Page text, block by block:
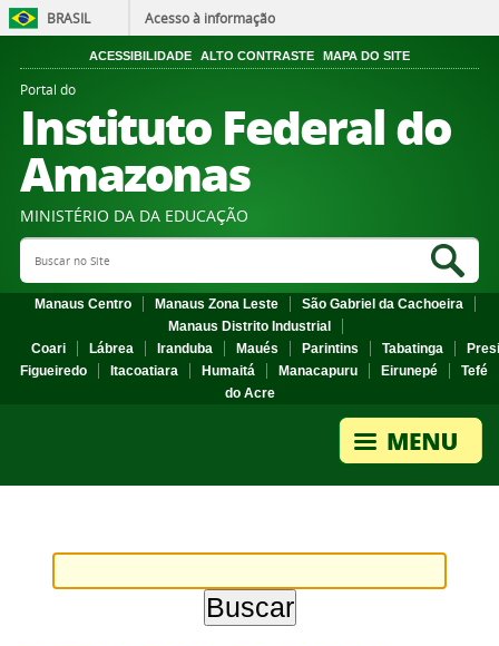
BRASIL Acesso à informação
ACESSIBILIDADE ALTO CONTRASTE MAPA DO SITE
Portal do
Instituto Federal do
Amazonas
MINISTÉRIO DA DA EDUCAÇÃO
Search Site
Manaus Centro Manaus Zona Leste
São Gabriel da Cachoeira
Manaus Distrito Industrial
Coari
Lábrea Iranduba Maués Parintins Tabatinga
Figueiredo
Itacoatiara Humaitá Manacapuru Eirunepé
Tefé
do Acre